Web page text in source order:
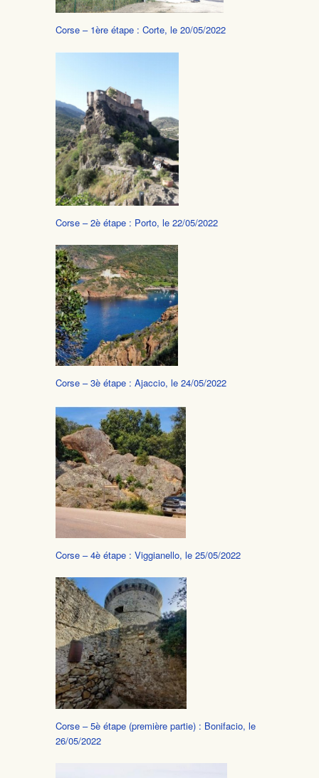
Corse – 1ère étape : Corte, le 20/05/2022
Corse – 2è étape : Porto, le 22/05/2022
Corse – 3è étape : Ajaccio, le 24/05/2022
Corse – 4è étape : Viggianello, le 25/05/2022
Corse – 5è étape (première partie) : Bonifacio, le
26/05/2022